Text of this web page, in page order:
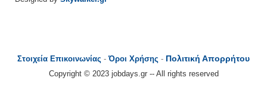
Στοιχεία Επικοινωνίας -Όροι Χρήσης - Πολιτική Απορρήτου
Copyright © 2023 jobdays.gr -- All rights reserved